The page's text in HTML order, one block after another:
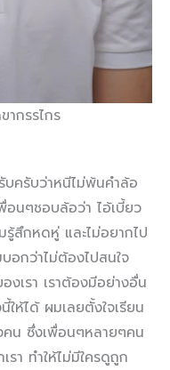
กรรไกร
ครับว่าหนีไม่พ้นคำล้อ
นๆชอบล้อว่า ไอ้เบี้ยว
สึกหดหู่ และไม่อยากไป
อกว่าไม่ต้องไปสนใจ
งเรา เราต้องมีอย่างอื่น
ห้ได้ ผมเลยตั้งใจเรียน
คน ซึ่งเพื่อนๆหลายๆคน
า ทำให้ไม่มีใครดูถูก